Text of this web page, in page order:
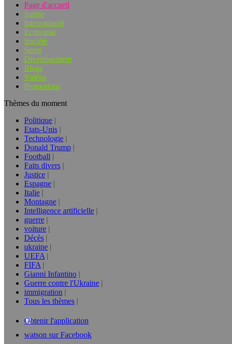
Page d'accueil
Suisse
International
Economie
Société
Sport
Divertissement
Blogs
Vidéos
Promotions
Thèmes du moment
Politique
Etats-Unis
Technologie
Donald Trump
Football
Faits divers
Justice
Espagne
Italie
Montagne
Intelligence artificielle
guerre
voiture
Décès
ukraine
UEFA
FIFA
Gianni Infantino
Guerre contre l'Ukraine
immigration
Tous les thèmes
Obtenir l'application
watson sur Facebook